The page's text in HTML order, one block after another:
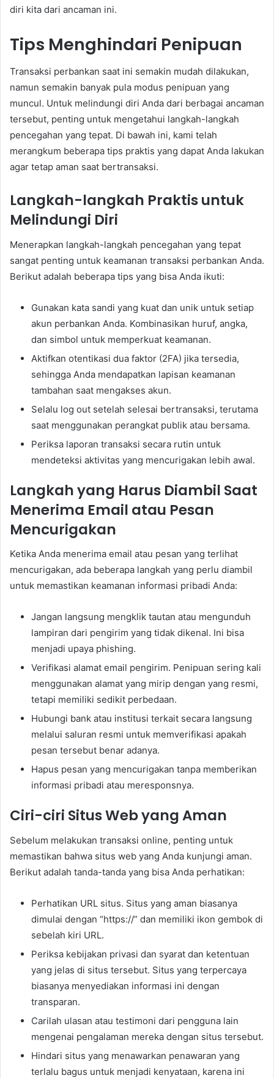
diri kita dari ancaman ini.
Tips Menghindari Penipuan
Transaksi perbankan saat ini semakin mudah dilakukan,
namun semakin banyak pula modus penipuan yang
muncul. Untuk melindungi diri Anda dari berbagai ancaman
tersebut, penting untuk mengetahui langkah-langkah
pencegahan yang tepat. Di bawah ini, kami telah
merangkum beberapa tips praktis yang dapat Anda lakukan
agar tetap aman saat bertransaksi.
Langkah-langkah Praktis untuk
Melindungi Diri
Menerapkan langkah-langkah pencegahan yang tepat
sangat penting untuk keamanan transaksi perbankan Anda.
Berikut adalah beberapa tips yang bisa Anda ikuti:
Gunakan kata sandi yang kuat dan unik untuk setiap
akun perbankan Anda. Kombinasikan huruf, angka,
dan simbol untuk memperkuat keamanan.
Aktifkan otentikasi dua faktor (2FA) jika tersedia,
sehingga Anda mendapatkan lapisan keamanan
tambahan saat mengakses akun.
Selalu log out setelah selesai bertransaksi, terutama
saat menggunakan perangkat publik atau bersama.
Periksa laporan transaksi secara rutin untuk
mendeteksi aktivitas yang mencurigakan lebih awal.
Langkah yang Harus Diambil Saat
Menerima Email atau Pesan
Mencurigakan
Ketika Anda menerima email atau pesan yang terlihat
mencurigakan, ada beberapa langkah yang perlu diambil
untuk memastikan keamanan informasi pribadi Anda:
Jangan langsung mengklik tautan atau mengunduh
lampiran dari pengirim yang tidak dikenal. Ini bisa
menjadi upaya phishing.
Verifikasi alamat email pengirim. Penipuan sering kali
menggunakan alamat yang mirip dengan yang resmi,
tetapi memiliki sedikit perbedaan.
Hubungi bank atau institusi terkait secara langsung
melalui saluran resmi untuk memverifikasi apakah
pesan tersebut benar adanya.
Hapus pesan yang mencurigakan tanpa memberikan
informasi pribadi atau meresponsnya.
Ciri-ciri Situs Web yang Aman
Sebelum melakukan transaksi online, penting untuk
memastikan bahwa situs web yang Anda kunjungi aman.
Berikut adalah tanda-tanda yang bisa Anda perhatikan:
Perhatikan URL situs. Situs yang aman biasanya
dimulai dengan “https://” dan memiliki ikon gembok di
sebelah kiri URL.
Periksa kebijakan privasi dan syarat dan ketentuan
yang jelas di situs tersebut. Situs yang terpercaya
biasanya menyediakan informasi ini dengan
transparan.
Carilah ulasan atau testimoni dari pengguna lain
mengenai pengalaman mereka dengan situs tersebut.
Hindari situs yang menawarkan penawaran yang
terlalu bagus untuk menjadi kenyataan, karena ini